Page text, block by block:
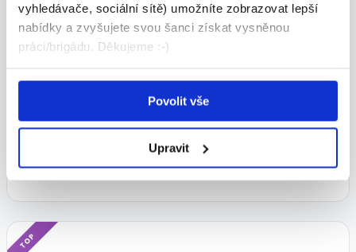
vyhledávače, sociální sítě) umožníte zobrazovat lepší
nabídky a zvyšujete svou šanci získat vysněnou
práci/brigádu. Děkujeme :-)
Povolit vše
Upravit
Pracovník úklidu Brno 3 hodiny
určeno pouze pro O
12 000 - 12 000 Kč/měs.
28.07.2026
TOP